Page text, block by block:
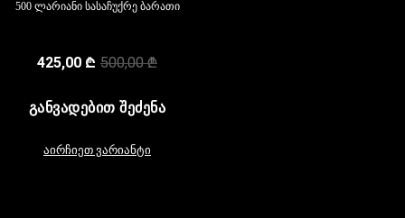
500 ლარიანი სასაჩუქრე ბარათი
500,00₾
425,00 ₾
ᲒᲐᲜᲕᲐᲓᲔᲑᲘᲗ ᲨᲔᲫᲔᲜᲐ
აირჩიეთ ვარიანტი